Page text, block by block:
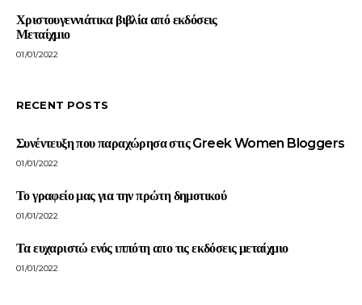
Χριστουγεννιάτικα βιβλία από εκδόσεις
Μεταίχμιο
01/01/2022
RECENT POSTS
Συνέντευξη που παραχώρησα στις Greek Women Bloggers
01/01/2022
Το γραφείο μας για την πρώτη δημοτικού
01/01/2022
Τα ευχαριστώ ενός ιππότη απο τις εκδόσεις μεταίχμιο
01/01/2022